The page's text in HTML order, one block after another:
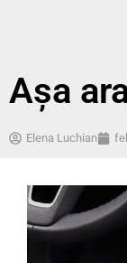
Așa
Elena Luchian